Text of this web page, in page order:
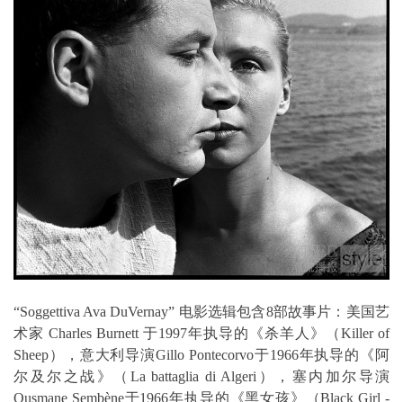
“Soggettiva Ava DuVernay” 电影选辑包含8部故事片：美国艺
术家 Charles Burnett 于1997年执导的《杀羊人》（Killer of
Sheep），意大利导演Gillo Pontecorvo于1966年执导的《阿
尔及尔之战》（La battaglia di Algeri），塞内加尔导演
Ousmane Sembène于1966年执导的《黑女孩》（Black Girl -